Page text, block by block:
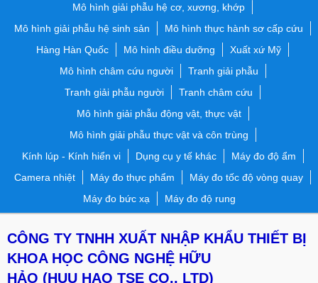
Mô hình giải phẫu hệ cơ, xương, khớp
Mô hình giải phẫu hệ sinh sản
Mô hình thực hành sơ cấp cứu
Hàng Hàn Quốc
Mô hình điều dưỡng
Xuất xứ Mỹ
Mô hình châm cứu người
Tranh giải phẫu
Tranh giải phẫu người
Tranh châm cứu
Mô hình giải phẫu động vật, thực vật
Mô hình giải phẫu thực vật và côn trùng
Kính lúp - Kính hiển vi
Dụng cụ y tế khác
Máy đo độ ẩm
Camera nhiệt
Máy đo thực phẩm
Máy đo tốc độ vòng quay
Máy đo bức xạ
Máy đo độ rung
CÔNG TY TNHH XUẤT NHẬP KHẨU THIẾT BỊ
KHOA HỌC CÔNG NGHỆ HỮU
HẢO (HUU HAO TSE CO., LTD)